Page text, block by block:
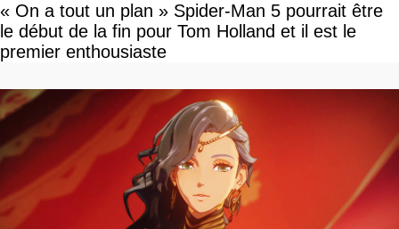
« On a tout un plan » Spider-Man 5 pourrait être
le début de la fin pour Tom Holland et il est le
premier enthousiaste